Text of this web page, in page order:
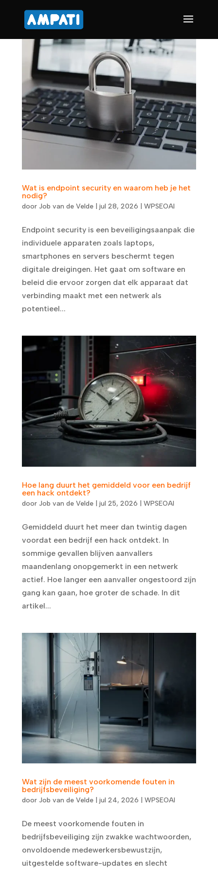
Wat is endpoint security en waarom heb je het
nodig?
door Job van de Velde| jul 28, 2026 WPSEOAI
Endpoint security is een beveiligingsaanpak die
individuele apparaten zoals laptops,
smartphones en servers beschermt tegen
digitale dreigingen. Het gaat om software en
beleid die ervoor zorgen dat elk apparaat dat
verbinding maakt met een netwerk als
potentieel...
Hoe lang duurt het gemiddeld voor een bedrijf
een hack ontdekt?
door Job van de Velde| jul 25, 2026 WPSEOAI
Gemiddeld duurt het meer dan twintig dagen
voordat een bedrijf een hack ontdekt. In
sommige gevallen blijven aanvallers
maandenlang onopgemerkt in een netwerk
actief. Hoe langer een aanvaller ongestoord zijn
gang kan gaan, hoe groter de schade. In dit
artikel...
Wat zijn de meest voorkomende fouten in
bedrijfsbeveiliging?
door Job van de Velde| jul 24, 2026 WPSEOAI
De meest voorkomende fouten in
bedrijfsbeveiliging zijn zwakke wachtwoorden,
onvoldoende medewerkersbewustzijn,
uitgestelde software-updates en slecht